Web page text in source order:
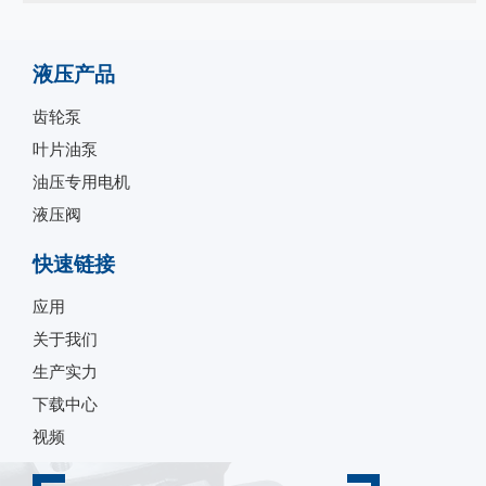
液压产品
齿轮泵
叶片油泵
油压专用电机
液压阀
快速链接
应用
关于我们
生产实力
下载中心
视频